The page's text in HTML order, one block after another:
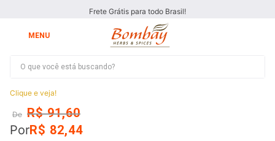
Frete Grátis para todo Brasil!
Clique e veja!
De R$ 91,60
PorR$ 82,44